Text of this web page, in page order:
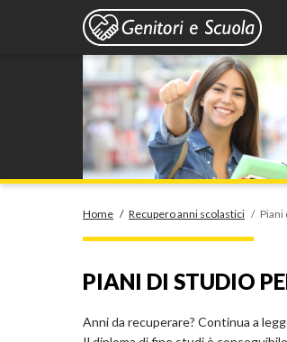
Home / Recupero anni scolastici / Piani
PIANI DI STUDIO
Anni da recuperare? Continua a